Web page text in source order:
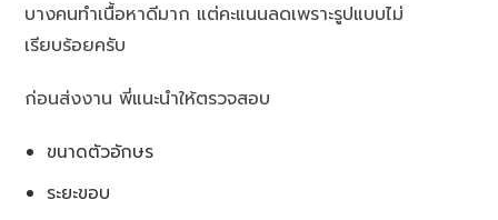
บางคนทำเนื้อหาดีมาก แต่คะแนนลดเพราะรูปแบบไม่
เรียบร้อยครับ
ก่อนส่งงาน พี่แนะนำให้ตรวจสอบ
ขนาดตัวอักษร
ระยะขอบ